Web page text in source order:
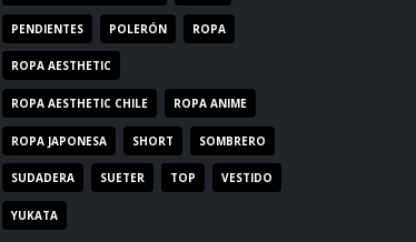
PENDIENTES POLERÓN ROPA
ROPA AESTHETIC
ROPA AESTHETIC CHILE ROPA ANIME
ROPA JAPONESA SHORT SOMBRERO
SUDADERA SUETER TOP VESTIDO
YUKATA